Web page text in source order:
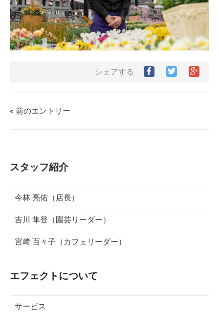
シェアする
Facebook
で
Twitter
で
シ
« 前のエントリー
スタッフ紹介
今林 亮佑（店長）
吉川 隼登（園芸リーダー）
宮﨑 百々子（カフェリーダー）
エフェクトについて
サービス